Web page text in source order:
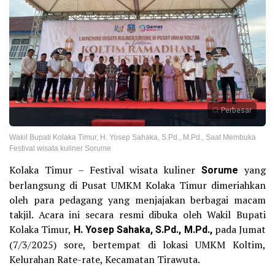
Perbesar
Wakil Bupati Kolaka Timur, H. Yosep Sahaka, S.Pd., M.Pd., Saat Membuka
Festival wisata kuliner Sorume
Kolaka Timur – Festival wisata kulinerSorume yang
berlangsung di Pusat UMKM Kolaka Timur dimeriahkan
oleh para pedagang yang menjajakan berbagai macam
takjil. Acara ini secara resmi dibuka oleh Wakil Bupati
Kolaka Timur, H. Yosep Sahaka, S.Pd., M.Pd.,pada Jumat
(7/3/2025) sore, bertempat di lokasi UMKM Koltim,
Kelurahan Rate-rate, Kecamatan Tirawuta.